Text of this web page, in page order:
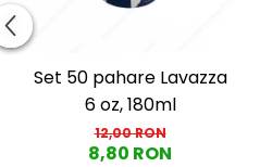
Set 50 pahare Lavazza
6 oz, 180ml
12,00 RON
8,80 RON